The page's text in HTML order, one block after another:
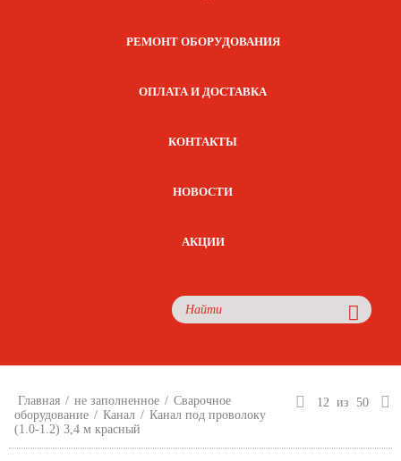
РЕМОНТ ОБОРУДОВАНИЯ
ОПЛАТА И ДОСТАВКА
КОНТАКТЫ
НОВОСТИ
АКЦИИ
Главная / не заполненное / Сварочное
оборудование / Канал / Канал под проволоку
(1.0-1.2) 3,4 м красный
12 из 50